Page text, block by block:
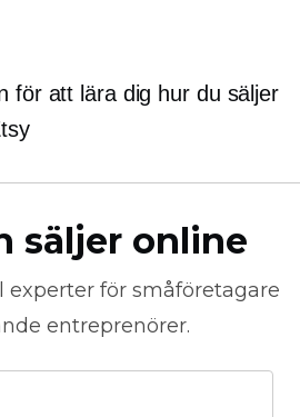
för att lära dig hur du säljer
säljer online
experter för småföretagare
entreprenörer.